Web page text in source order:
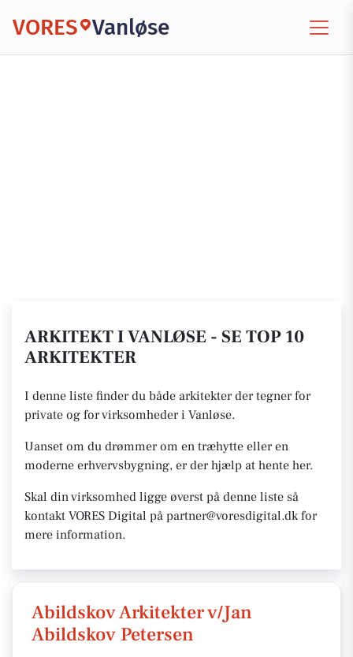
VORES Vanløse
ARKITEKT I VANLØSE - SE TOP 10
ARKITEKTER
I denne liste finder du både arkitekter der tegner for
private og for virksomheder i Vanløse.
Uanset om du drømmer om en træhytte eller en
moderne erhvervsbygning, er der hjælp at hente her.
Skal din virksomhed ligge øverst på denne liste så
kontakt VORES Digital på partner@voresdigital.dk for
mere information.
Abildskov Arkitekter v/Jan
Abildskov Petersen